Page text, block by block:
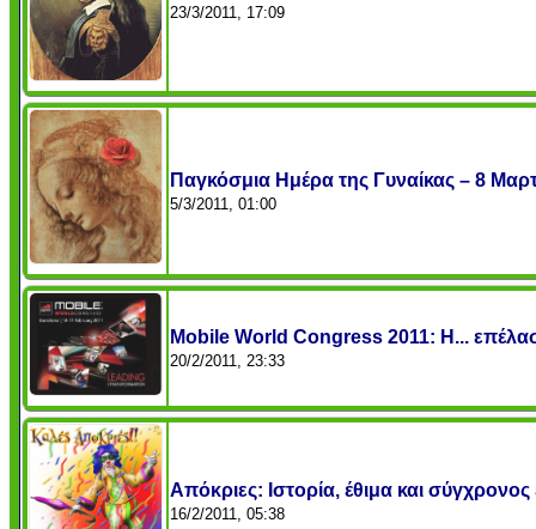
23/3/2011, 17:09
Παγκόσμια Ημέρα της Γυναίκας – 8
5/3/2011, 01:00
Mobile World Congress 2011: Η...
20/2/2011, 23:33
Απόκριες: Ιστορία, έθιμα και
16/2/2011, 05:38